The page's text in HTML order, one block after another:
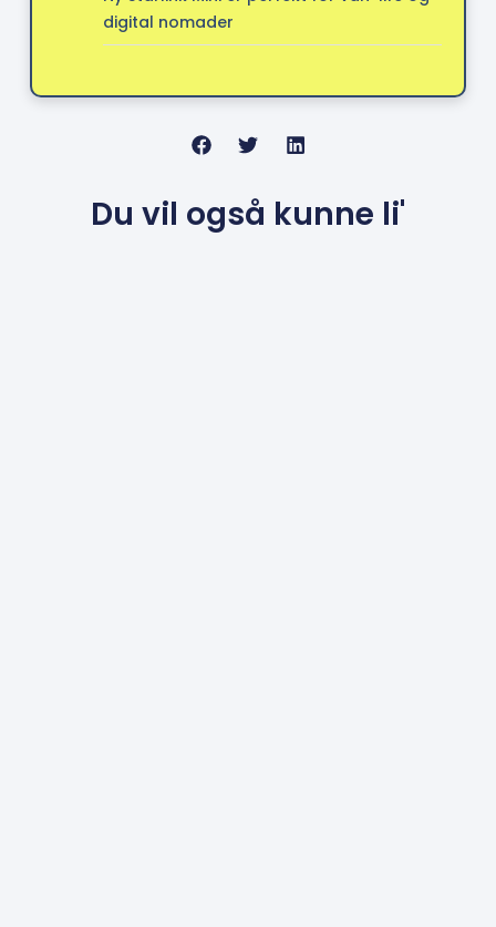
digital nomader
Du vil også kunne li'